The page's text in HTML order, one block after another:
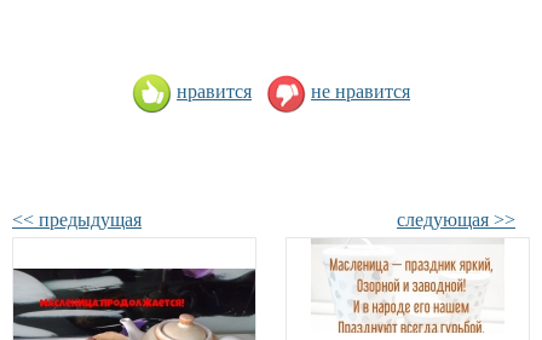
нравится не нравится
<< предыдущая следующая >>